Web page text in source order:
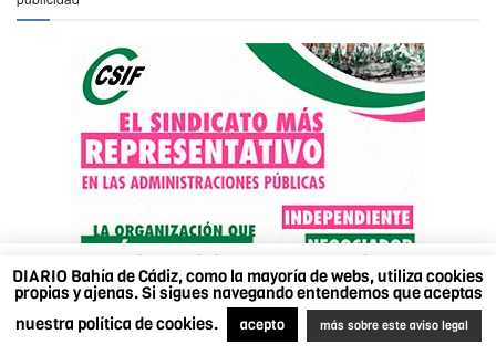
DIARIO Bahía de Cádiz, como la mayoría de webs, utiliza cookies
propias y ajenas. Si sigues navegando entendemos que aceptas
nuestra política de cookies.
acepto más sobre este aviso legal
DIARIO Bahía de Cádiz, como la mayoría de webs,
utiliza cookies propias y ajenas. Si sigues navegando
entendemos que aceptas nuestra política de cookies.
Más sobre este aviso legal
Acepto